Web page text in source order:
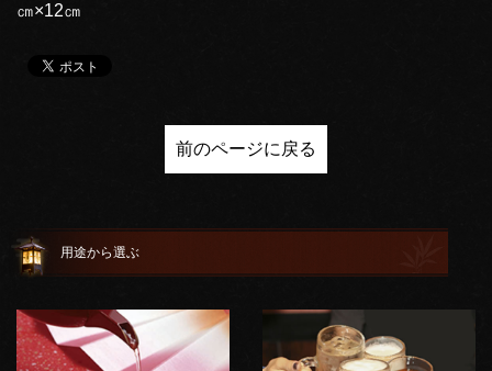
㎝×12㎝
前のページに戻る
用途から選ぶ